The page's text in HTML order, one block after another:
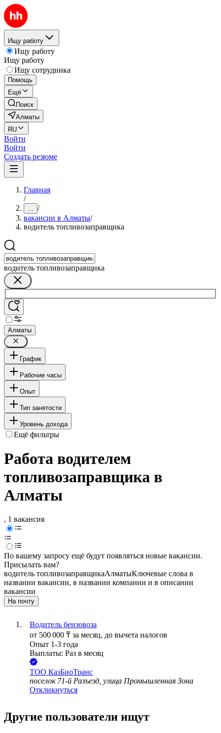
Ищу работу
Ищу работу
Ищу работу
Ищу сотрудника
Помощь
Ещё
Поиск
Алматы
RU
Войти
Войти
Создать резюме
Главная
/
... /
вакансии в Алматы/
водитель топливозаправщика
водитель топливозаправщика
Алматы
График
Рабочие часы
Опыт
Тип занятости
Уровень дохода
Ещё фильтры
Работа водителем
топливозаправщика в
Алматы
, 1 вакансия
По вашему запросу ещё будут появляться новые вакансии.
Присылать вам?
водитель топливозаправщикаАлматыКлючевые слова в
названии вакансии, в названии компании и в описании
вакансии
На почту
Водитель бензовоза
от 500 000 ₸ за месяц, до вычета налогов
Опыт 1-3 года
Выплаты: Раз в месяц
ТОО КазБиоТранс
поселок 71-й Разъезд, улица Промышленная Зона
Откликнуться
Другие пользователи ищут